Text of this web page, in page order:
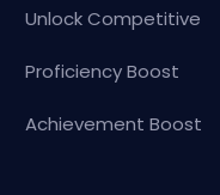
Unlock Competitive
Proficiency Boost
Achievement Boost